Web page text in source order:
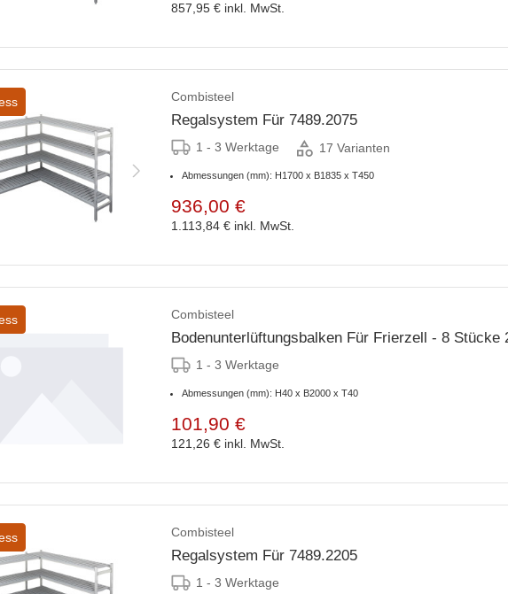
857,95 € inkl. MwSt.
Combisteel
Regalsystem Für 7489.2075
1 - 3 Werktage 17 Varianten
Abmessungen (mm): H1700 x B1835 x T450
936,00 €
1.113,84 € inkl. MwSt.
Combisteel
Bodenunterlüftungsbalken Für Frierzell - 8 Stücke
1 - 3 Werktage
Abmessungen (mm): H40 x B2000 x T40
101,90 €
121,26 € inkl. MwSt.
Combisteel
Regalsystem Für 7489.2205
1 - 3 Werktage